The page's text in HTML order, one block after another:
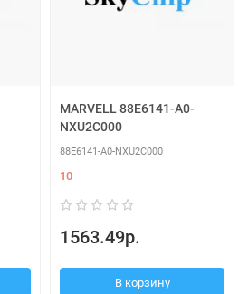
MARVELL 88E6141-A0-
NXU2C000
88E6141-A0-NXU2C000
10
1563.49р.
В корзину